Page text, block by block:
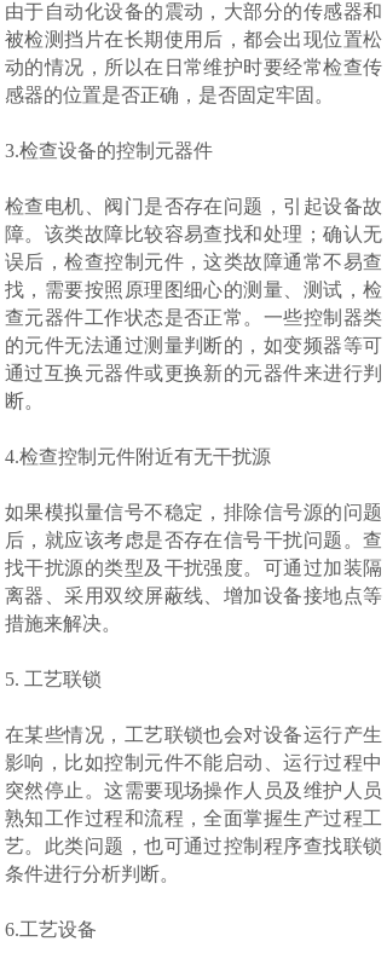
由于自动化设备的震动，大部分的传感器和
被检测挡片在长期使用后，都会出现位置松
动的情况，所以在日常维护时要经常检查传
感器的位置是否正确，是否固定牢固。
3.检查设备的控制元器件
检查电机、阀门是否存在问题，引起设备故
障。该类故障比较容易查找和处理；确认无
误后，检查控制元件，这类故障通常不易查
找，需要按照原理图细心的测量、测试，检
查元器件工作状态是否正常。一些控制器类
的元件无法通过测量判断的，如变频器等可
通过互换元器件或更换新的元器件来进行判
断。
4.检查控制元件附近有无干扰源
如果模拟量信号不稳定，排除信号源的问题
后，就应该考虑是否存在信号干扰问题。查
找干扰源的类型及干扰强度。可通过加装隔
离器、采用双绞屏蔽线、增加设备接地点等
措施来解决。
5. 工艺联锁
在某些情况，工艺联锁也会对设备运行产生
影响，比如控制元件不能启动、运行过程中
突然停止。这需要现场操作人员及维护人员
熟知工作过程和流程，全面掌握生产过程工
艺。此类问题，也可通过控制程序查找联锁
条件进行分析判断。
6.工艺设备